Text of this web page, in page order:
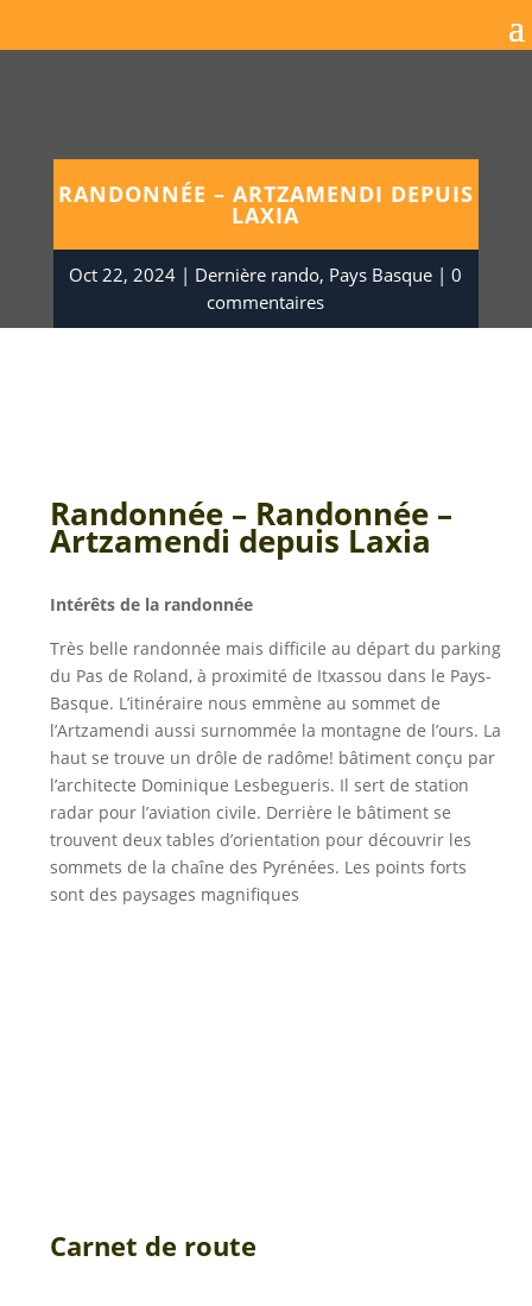
RANDONNÉE – ARTZAMENDI DEPUIS
LAXIA
Oct 22, 2024 Dernière rando, Pays Basque
0
commentaires
Randonnée – Randonnée –
Artzamendi depuis Laxia
Intérêts de la randonnée
Très belle randonnée mais difficile au départ du parking
du Pas de Roland, à proximité de Itxassou dans le Pays-
Basque. L’itinéraire nous emmène au sommet de
l’Artzamendi aussi surnommée la montagne de l’ours. La
haut se trouve un drôle de radôme! bâtiment conçu par
l’architecte Dominique Lesbegueris. Il sert de station
radar pour l’aviation civile. Derrière le bâtiment se
trouvent deux tables d’orientation pour découvrir les
sommets de la chaîne des Pyrénées. Les points forts
sont des paysages magnifiques
Carnet de route